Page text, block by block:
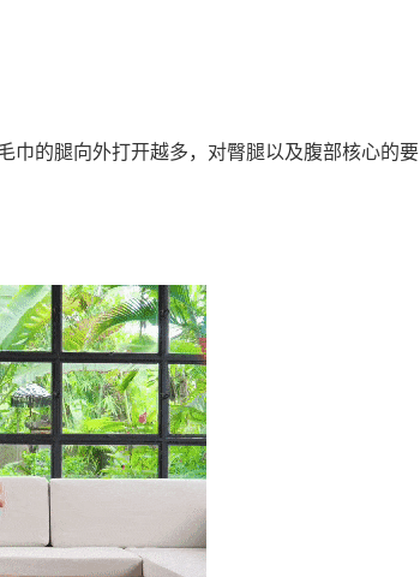
巾的腿向外打开越多，对臀腿以及腹部核心的要